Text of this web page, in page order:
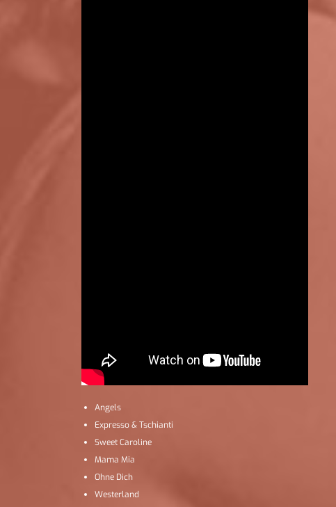
Angels
Expresso & Tschianti
Sweet Caroline
Mama Mia
Ohne Dich
Westerland